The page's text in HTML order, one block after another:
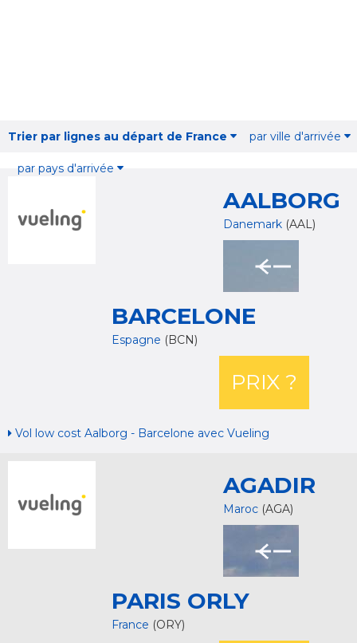
Trier par lignes au départ de France par ville d'arrivée
par pays d'arrivée
AALBORG
Danemark (AAL)
BARCELONE
Espagne (BCN)
PRIX ?
Vol low cost Aalborg - Barcelone avec Vueling
AGADIR
Maroc (AGA)
PARIS ORLY
France (ORY)